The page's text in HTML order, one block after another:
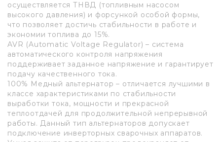
осуществляется ТНВД (топливным насосом
высокого давления) и форсункой особой формы,
что позволяет достичь стабильности в работе и
экономии топлива до 15%.
AVR (Automatic Voltage Regulator) – система
автоматического контроля напряжения
поддерживает заданное напряжение и гарантирует
подачу качественного тока.
100% Медный альтернатор – отличается лучшими в
классе характеристиками по стабильности
выработки тока, мощности и прекрасной
теплоотдачей для продолжительной непрерывной
работы. Данный тип альтернаторов допускает
подключение инверторных сварочных аппаратов.